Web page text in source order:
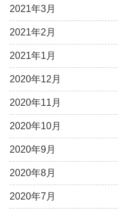
2021年3月
2021年2月
2021年1月
2020年12月
2020年11月
2020年10月
2020年9月
2020年8月
2020年7月